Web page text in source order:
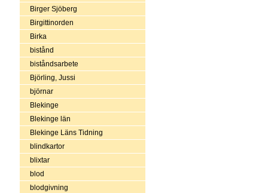
Birger Sjöberg
Birgittinorden
Birka
bistånd
biståndsarbete
Björling, Jussi
björnar
Blekinge
Blekinge län
Blekinge Läns Tidning
blindkartor
blixtar
blod
blodgivning